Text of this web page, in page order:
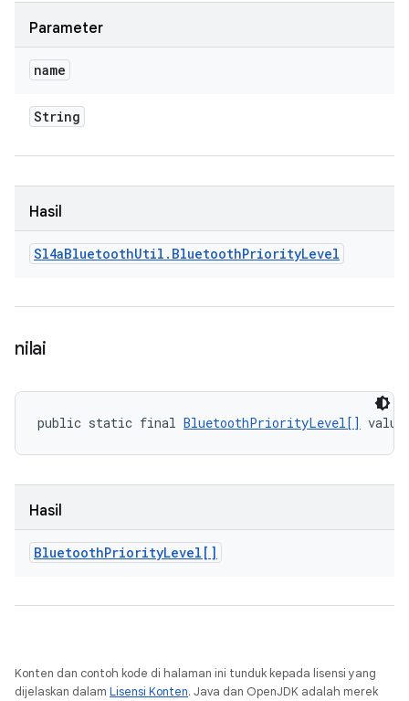
Parameter
name
String
Hasil
Sl4aBluetoothUtil . BluetoothPriorityLevel
nilai
public static final BluetoothPriorityLevel[]
Hasil
BluetoothPriorityLevel[]
Konten dan contoh kode di halaman ini tunduk kepada lisensi yang
dijelaskan dalam Lisensi Konten. Java dan OpenJDK adalah merek